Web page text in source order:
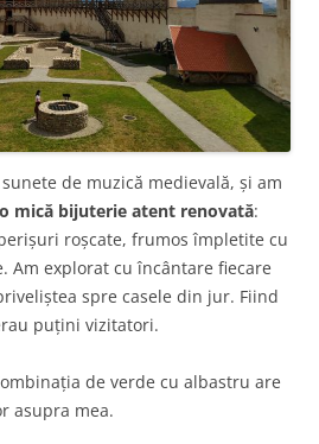
de muzică medievală, și am
o mică bijuterie atent renovată:
roșcate, frumos împletite cu
Am explorat cu încântare fiecare
spre casele din jur. Fiind
puțini vizitatori.
de verde cu albastru are
asupra mea.